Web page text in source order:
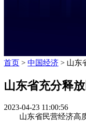
首页 > 中国经济 > 山东
山东省充分释
2023-04-23 11:00:56
山东省民营经济高质